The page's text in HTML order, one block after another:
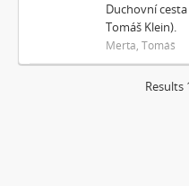
Duchovní
Tomáš Klein).
Merta, Tomáš
Results